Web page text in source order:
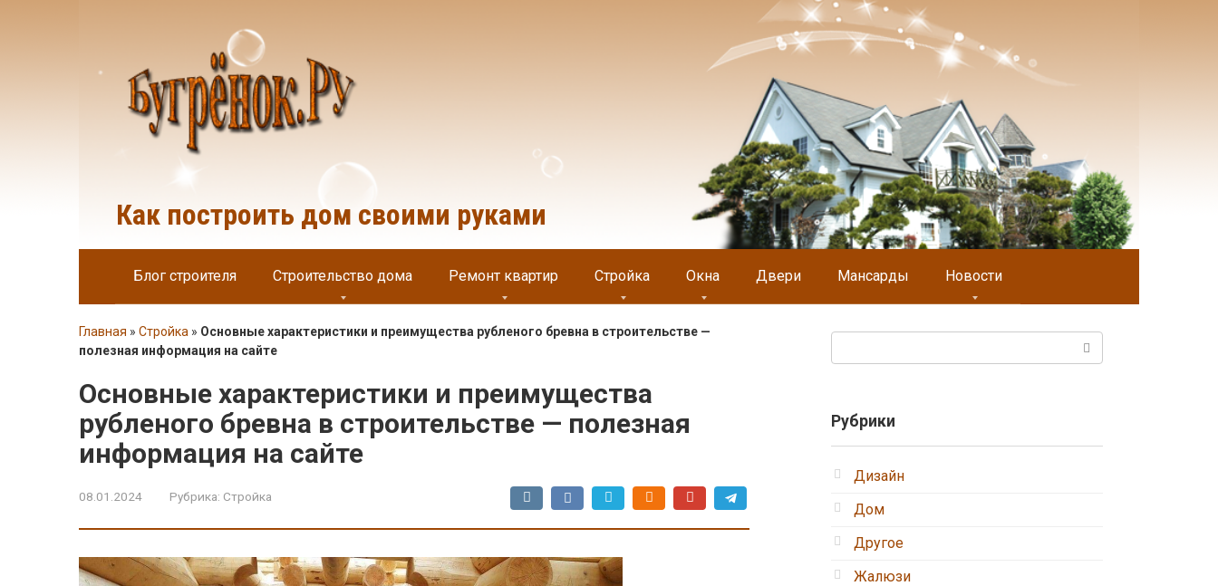
Как построить дом своими руками
Блог строителя Строительство дома Ремонт квартир Стройка Окна Двери Мансарды Новости
Главная » Стройка » Основные характеристики и преимущества рубленого бревна в строительстве —
полезная информация на сайте
Основные характеристики и преимущества
рубленого бревна в строительстве — полезная
информация на сайте
08.01.2024 Рубрика: Стройка
Рубрики
Дизайн
Дом
Другое
Жалюзи